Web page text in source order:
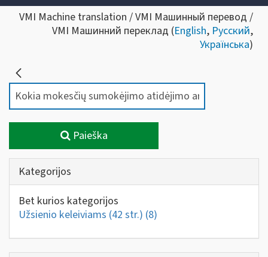
VMI Machine translation / VMI Машинный перевод /
VMI Машинний переклад (English, Русский,
Українська)
Paieška
Kategorijos
Bet kurios kategorijos
Užsienio keleiviams (42 str.) (8)